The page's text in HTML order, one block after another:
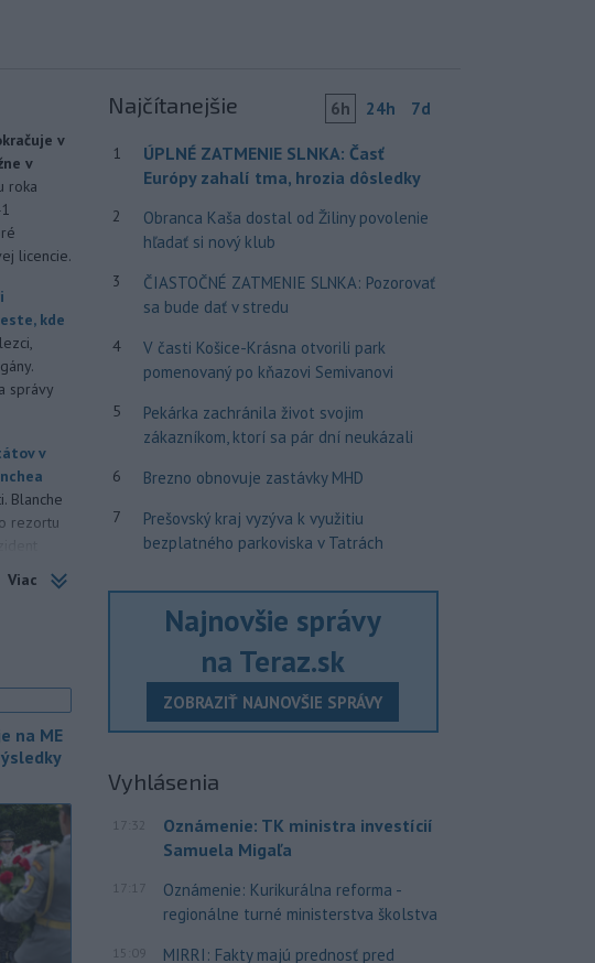
v
v
roka
licencie.
kde
správy
v
Blanche
rezortu
Pam
pomoc
s
Viac
na ME
Najčítanejšie 6h 24h 7d
1
ÚPLNÉ ZATMENIE SLNKA: Časť
Európy zahalí tma, hrozia dôsledky
2
Obranca Kaša dostal od Žiliny povolenie
hľadať si nový klub
3
ČIASTOČNÉ ZATMENIE SLNKA: Pozorovať
sa bude dať v stredu
4
V časti Košice-Krásna otvorili park
pomenovaný po kňazovi Semivanovi
5
Pekárka zachránila život svojim
zákazníkom, ktorí sa pár dní neukázali
6 Brezno obnovuje zastávky MHD
7
Prešovský kraj vyzýva k využitiu
bezplatného parkoviska v Tatrách
Najnovšie správy
na Teraz.sk
ZOBRAZIŤ NAJNOVŠIE SPRÁVY
Vyhlásenia
17:32
Oznámenie: TK ministra investícií
Samuela Migaľa
17:17
Oznámenie: Kurikurálna reforma -
regionálne turné ministerstva školstva
15:09
MIRRI: Fakty majú prednosť pred